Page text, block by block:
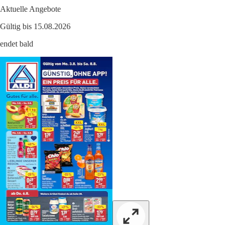
Aktuelle Angebote
Gültig bis 15.08.2026
endet bald